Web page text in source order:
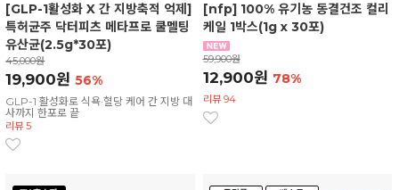
[GLP-1활성화 X 간 지방축적 억제]
특허균주 닥터피츠 메타프로 쿨멜팅
유산균(2.5g*30포)
45,000원
19,900원56%
GLP-1 활성화로 식욕·혈당 케어 간 지방 대
사까지 한포로 끝
리뷰 5
[nfp] 100% 유기농 동결건조 컬리
케일 1박스(1g x 30포)
59,900원
12,900원 78%
리뷰 94